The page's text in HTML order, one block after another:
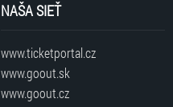
NAŠA SIEŤ
www.ticketportal.cz
www.goout.sk
www.goout.cz